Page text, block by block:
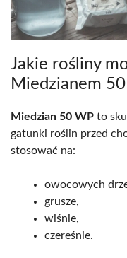
Jakie rośliny
Miedzianem
Miedzian 50 WP to
gatunki roślin przed
stosować na:
owocowych
grusze,
wiśnie,
czereśnie.